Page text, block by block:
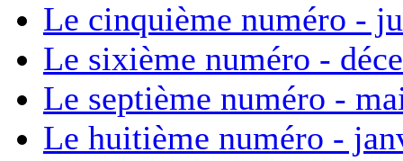
Le cinquième numéro -
Le sixième numéro -
Le septième numéro -
Le huitième numéro -